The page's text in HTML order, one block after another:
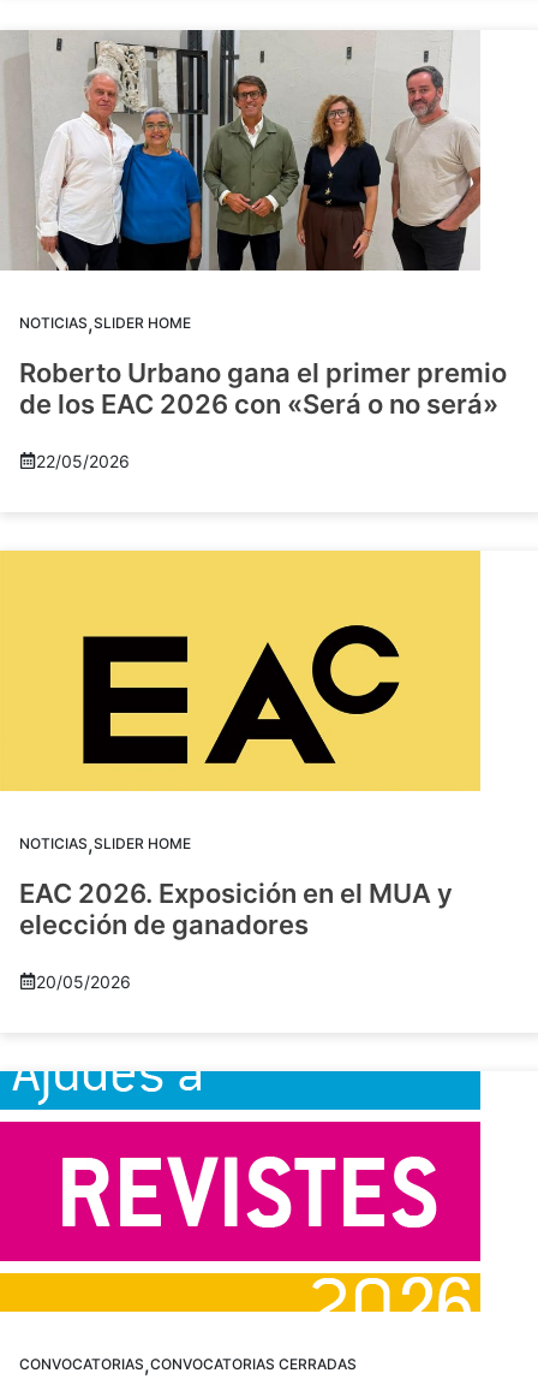
NOTICIAS,SLIDER HOME
Roberto Urbano gana el primer premio
de los EAC 2026 con «Será o no será»
22/05/2026
NOTICIAS,SLIDER HOME
EAC 2026. Exposición en el MUA y
elección de ganadores
20/05/2026
CONVOCATORIAS,CONVOCATORIAS CERRADAS